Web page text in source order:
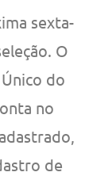
sexta-
O
do
no
de